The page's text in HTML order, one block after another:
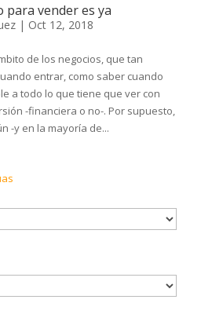
para vender es ya
| Oct 12, 2018
de los negocios, que tan
entrar, como saber cuando
a todo lo que tiene que ver con
-financiera o no-. Por supuesto,
-y en la mayoría de...